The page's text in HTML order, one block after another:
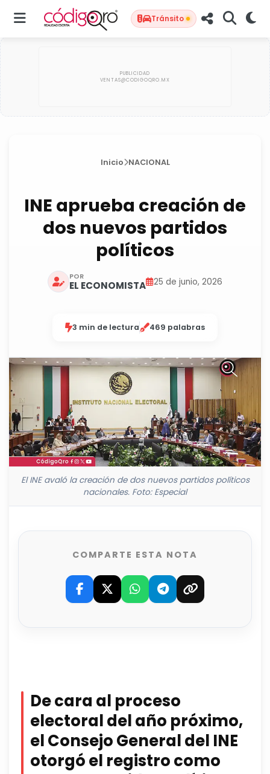
Tránsito
Inicio NACIONAL
INE aprueba creación de
dos nuevos partidos
políticos
POR
EL ECONOMISTA 25 de junio, 2026
3 min de lectura 469 palabras
El INE avaló la creación de dos nuevos partidos políticos
nacionales. Foto: Especial
COMPARTE ESTA NOTA
De cara al proceso
electoral del año próximo,
el Consejo General del INE
otorgó el registro como